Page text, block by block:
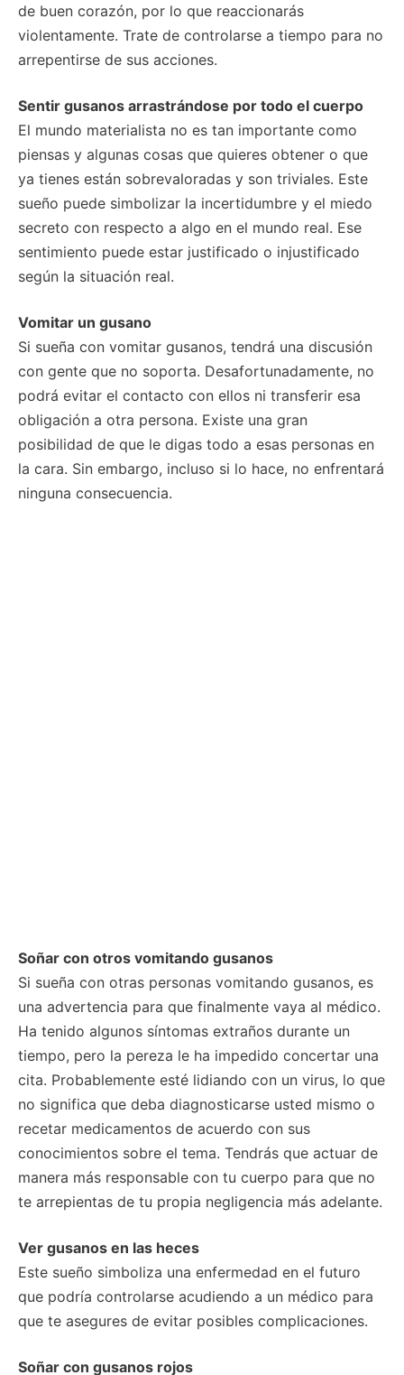
de buen corazón, por lo que reaccionarás
violentamente. Trate de controlarse a tiempo para no
arrepentirse de sus acciones.
Sentir gusanos arrastrándose por todo el cuerpo
El mundo materialista no es tan importante como
piensas y algunas cosas que quieres obtener o que
ya tienes están sobrevaloradas y son triviales. Este
sueño puede simbolizar la incertidumbre y el miedo
secreto con respecto a algo en el mundo real. Ese
sentimiento puede estar justificado o injustificado
según la situación real.
Vomitar un gusano
Si sueña con vomitar gusanos, tendrá una discusión
con gente que no soporta. Desafortunadamente, no
podrá evitar el contacto con ellos ni transferir esa
obligación a otra persona. Existe una gran
posibilidad de que le digas todo a esas personas en
la cara. Sin embargo, incluso si lo hace, no enfrentará
ninguna consecuencia.
Soñar con otros vomitando gusanos
Si sueña con otras personas vomitando gusanos, es
una advertencia para que finalmente vaya al médico.
Ha tenido algunos síntomas extraños durante un
tiempo, pero la pereza le ha impedido concertar una
cita. Probablemente esté lidiando con un virus, lo que
no significa que deba diagnosticarse usted mismo o
recetar medicamentos de acuerdo con sus
conocimientos sobre el tema. Tendrás que actuar de
manera más responsable con tu cuerpo para que no
te arrepientas de tu propia negligencia más adelante.
Ver gusanos en las heces
Este sueño simboliza una enfermedad en el futuro
que podría controlarse acudiendo a un médico para
que te asegures de evitar posibles complicaciones.
Soñar con gusanos rojos